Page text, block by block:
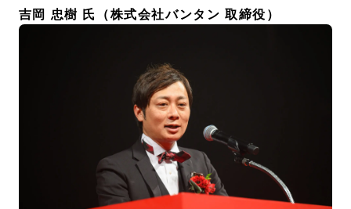
吉岡 忠樹 氏（株式会社バンタン 取締役）